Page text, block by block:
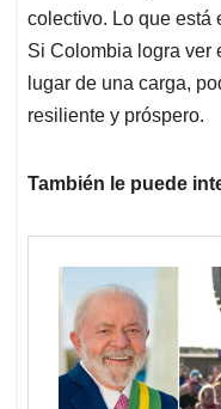
colectivo. Lo que está
Si Colombia logra ver
lugar de una carga,
resiliente y próspero.
También le puede